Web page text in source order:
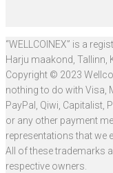
“WELLCOINEX” is a
Harju maakond, Tallinn,
Copyright © 2023
nothing to do with Visa,
PayPal, Qiwi, Capitalist,
or any other payment
representations that we
All of these trademarks
respective owners.